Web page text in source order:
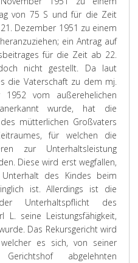
von 75 S und für die Zeit
Dezember 1951 zu einem
ein Antrag auf
für die Zeit ab 22.
nicht gestellt. Da laut
die Vaterschaft zu dem mj.
vom außerehelichen
wurde, hat die
mütterlichen Großvaters
für welchen die
zur Unterhaltsleistung
Diese wird erst wegfallen,
des Kindes beim
ist. Allerdings ist die
Unterhaltspflicht des
L. seine Leistungsfähigkeit,
Das Rekursgericht wird
es sich, von seiner
abgelehnten